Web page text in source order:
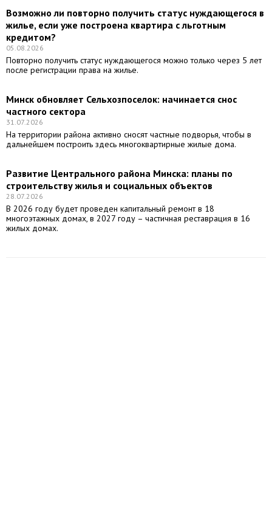
Возможно ли повторно получить статус нуждающегося в
жилье, если уже построена квартира с льготным
кредитом?
05.08.2026
Повторно получить статус нуждающегося можно только через 5 лет
после регистрации права на жилье.
Минск обновляет Сельхозпоселок: начинается снос
частного сектора
31.07.2026
На территории района активно сносят частные подворья, чтобы в
дальнейшем построить здесь многоквартирные жилые дома.
Развитие Центрального района Минска: планы по
строительству жилья и социальных объектов
28.07.2026
В 2026 году будет проведен капитальный ремонт в 18
многоэтажных домах, в 2027 году – частичная реставрация в 16
жилых домах.